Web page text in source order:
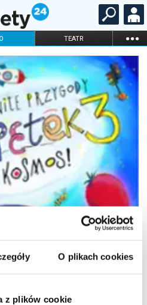
O plikach cookies
z plików cookie
TEATR ...
STAND-UP
KARNETY